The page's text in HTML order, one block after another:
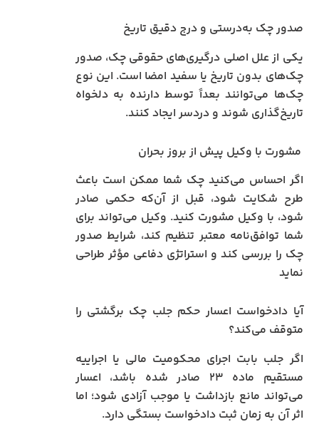
صدور چک به‌درستی و درج دقیق تاریخ
یکی از علل اصلی درگیری‌های حقوقی چک، صدور
چک‌های بدون تاریخ یا سفید امضا است. این نوع
چک‌ها می‌توانند بعداً توسط دارنده به دلخواه
تاریخ‌گذاری شوند و دردسر ایجاد کنند.
مشورت با وکیل پیش از بروز بحران
اگر احساس می‌کنید چک شما ممکن است باعث
طرح شکایت شود، قبل از آن‌که حکمی صادر
شود، با وکیل مشورت کنید. وکیل می‌تواند برای
شما توافق‌نامه معتبر تنظیم کند، شرایط صدور
چک را بررسی کند و استراتژی دفاعی مؤثر طراحی
نماید
آیا دادخواست اعسار حکم جلب چک برگشتی را
متوقف می‌کند؟
اگر جلب بابت اجرای محکومیت مالی یا اجراییه
مستقیم ماده ۲۳ صادر شده باشد، اعسار
می‌تواند مانع بازداشت یا موجب آزادی شود؛ اما
اثر آن به زمان ثبت دادخواست بستگی دارد.